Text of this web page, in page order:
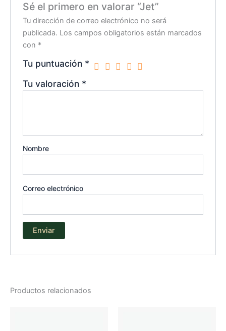
Sé el primero en valorar “Jet”
Tu dirección de correo electrónico no será
publicada. Los campos obligatorios están marcados
con *
Tu puntuación *
Tu valoración *
Nombre
Correo electrónico
Productos relacionados